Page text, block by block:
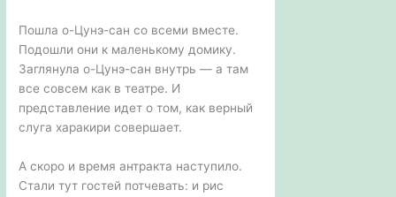
Пошла о-Цунэ-сан со всеми вместе.
Подошли они к маленькому домику.
Заглянула о-Цунэ-сан внутрь — а там
все совсем как в театре. И
представление идет о том, как верный
слуга харакири совершает.
А скоро и время антракта наступило.
Стали тут гостей потчевать: и рис